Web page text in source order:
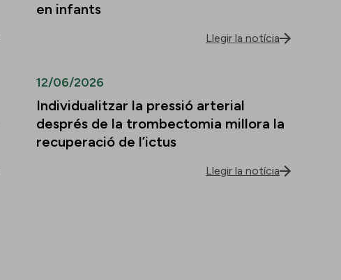
en infants
Llegir la notícia
12/06/2026
Individualitzar la pressió arterial
després de la trombectomia millora la
recuperació de l’ictus
Llegir la notícia